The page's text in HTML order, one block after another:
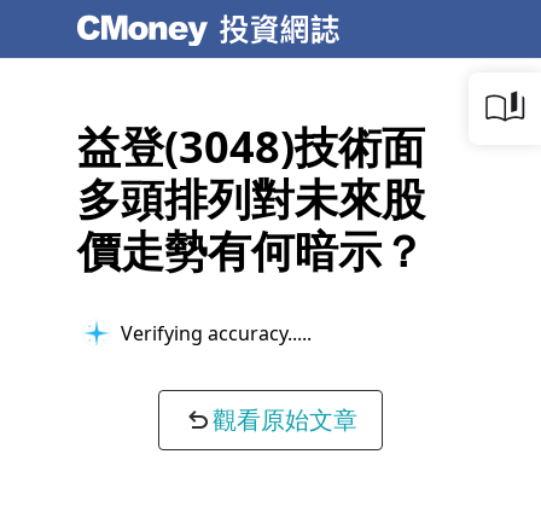
益登(3048)技術面
多頭排列對未來股
價走勢有何暗示？
Verifying accuracy...
觀看原始文章